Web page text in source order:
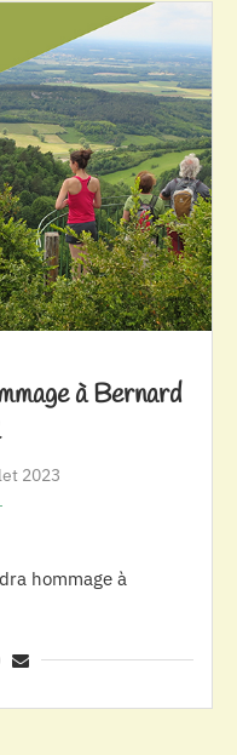
à Bernard
2023
hommage à